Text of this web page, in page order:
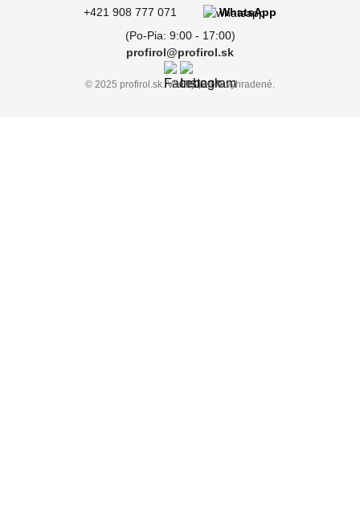
© 2025 profirol.sk. Všetky práva vyhradené.
+421 908 777 071
(Po-Pia: 9:00 - 17:00)
WhatsApp
profirol@profirol.sk